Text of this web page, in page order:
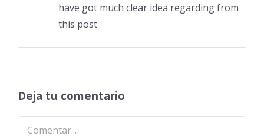
have got much clear idea regarding from
this post
Deja tu comentario
Comentar